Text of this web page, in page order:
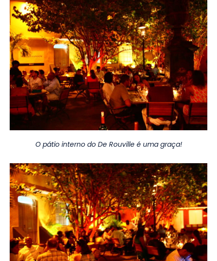
O pátio interno do De Rouville é uma graça!